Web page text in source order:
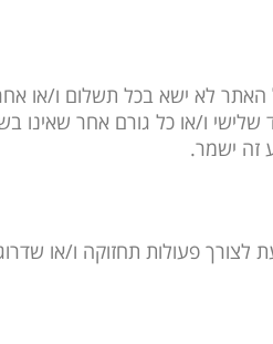
לא ישא בכל תשלום ו/או
ו/או כל גורם אחר שאינו
זה ישמר.
פעולות תחזוקה ו/או